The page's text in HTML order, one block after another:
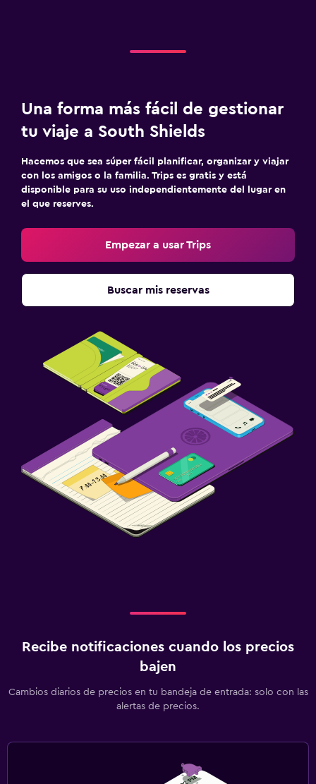
Una forma más fácil de gestionar
tu viaje a South Shields
Hacemos que sea súper fácil planificar, organizar y viajar
con los amigos o la familia. Trips es gratis y está
disponible para su uso independientemente del lugar en
el que reserves.
Empezar a usar Trips
Buscar mis reservas
Recibe notificaciones cuando los precios
bajen
Cambios diarios de precios en tu bandeja de entrada: solo con las
alertas de precios.